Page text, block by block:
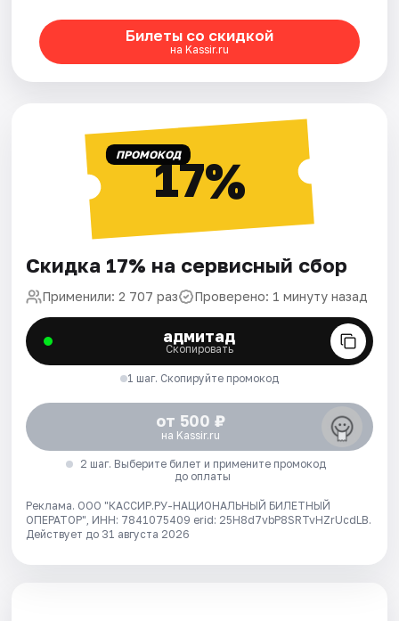
Билеты со скидкой
на Kassir.ru
ПРОМОКОД17%
Скидка 17% на сервисный сбор
Применили: 2 707 раз Проверено: 1 минуту назад
адмитад
Скопировать
1 шаг. Скопируйте промокод
от 500 ₽
на Kassir.ru
2 шаг. Выберите билет и примените промокод
до оплаты
Реклама. ООО "КАССИР.РУ-НАЦИОНАЛЬНЫЙ БИЛЕТНЫЙ
ОПЕРАТОР", ИНН: 7841075409 erid: 25H8d7vbP8SRTvHZrUcdLB.
Действует до 31 августа 2026